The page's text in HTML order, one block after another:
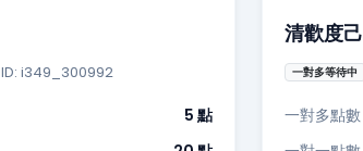
ID: i349_300992
5 點
清歡度己
一對多等待中
一對多點數